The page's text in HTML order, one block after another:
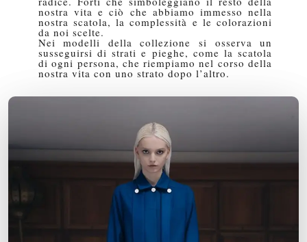
nostra vita e ciò che abbiamo immesso nella
nostra scatola, la complessità e le colorazioni
da noi scelte.
Nei modelli della collezione si osserva un
susseguirsi di strati e pieghe, come la scatola
di ogni persona, che riempiamo nel corso della
nostra vita con uno strato dopo l’altro.